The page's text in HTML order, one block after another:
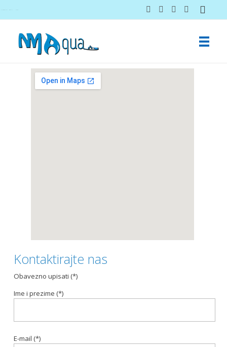
Kontaktirajte nas
Obavezno upisati (*)
Ime i prezime (*)
E-mail (*)